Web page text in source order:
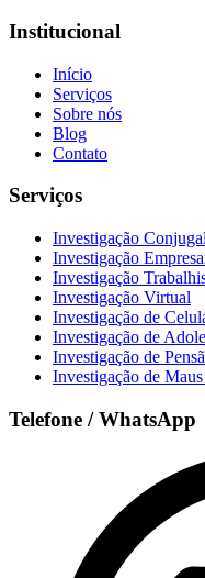
Institucional
Início
Serviços
Sobre nós
Blog
Contato
Serviços
Investigação Conjugal
Investigação
Investigação
Investigação Virtual
Investigação de
Investigação de
Investigação de
Investigação de
Telefone / WhatsApp